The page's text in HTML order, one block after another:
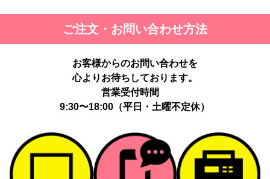
ご注文・お問い合わせ方法
お客様からのお問い合わせを
心よりお待ちしております。
営業受付時間
9:30〜18:00（平日・土曜不定休）